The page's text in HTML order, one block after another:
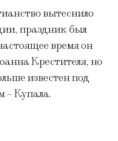
вытеснило
праздник был
время он
Крестителя, но
известен под
– Купала.